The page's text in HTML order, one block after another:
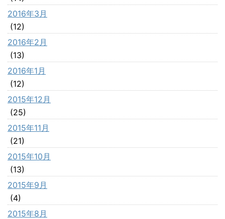
2016年3月
(12)
2016年2月
(13)
2016年1月
(12)
2015年12月
(25)
2015年11月
(21)
2015年10月
(13)
2015年9月
(4)
2015年8月